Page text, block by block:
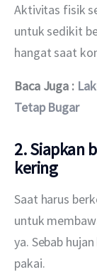
Aktivitas fisik
untuk sedikit
hangat saat
Baca Juga :
Tetap Bugar
2. Siapkan
kering
Saat harus
untuk
ya. Sebab
pakai.